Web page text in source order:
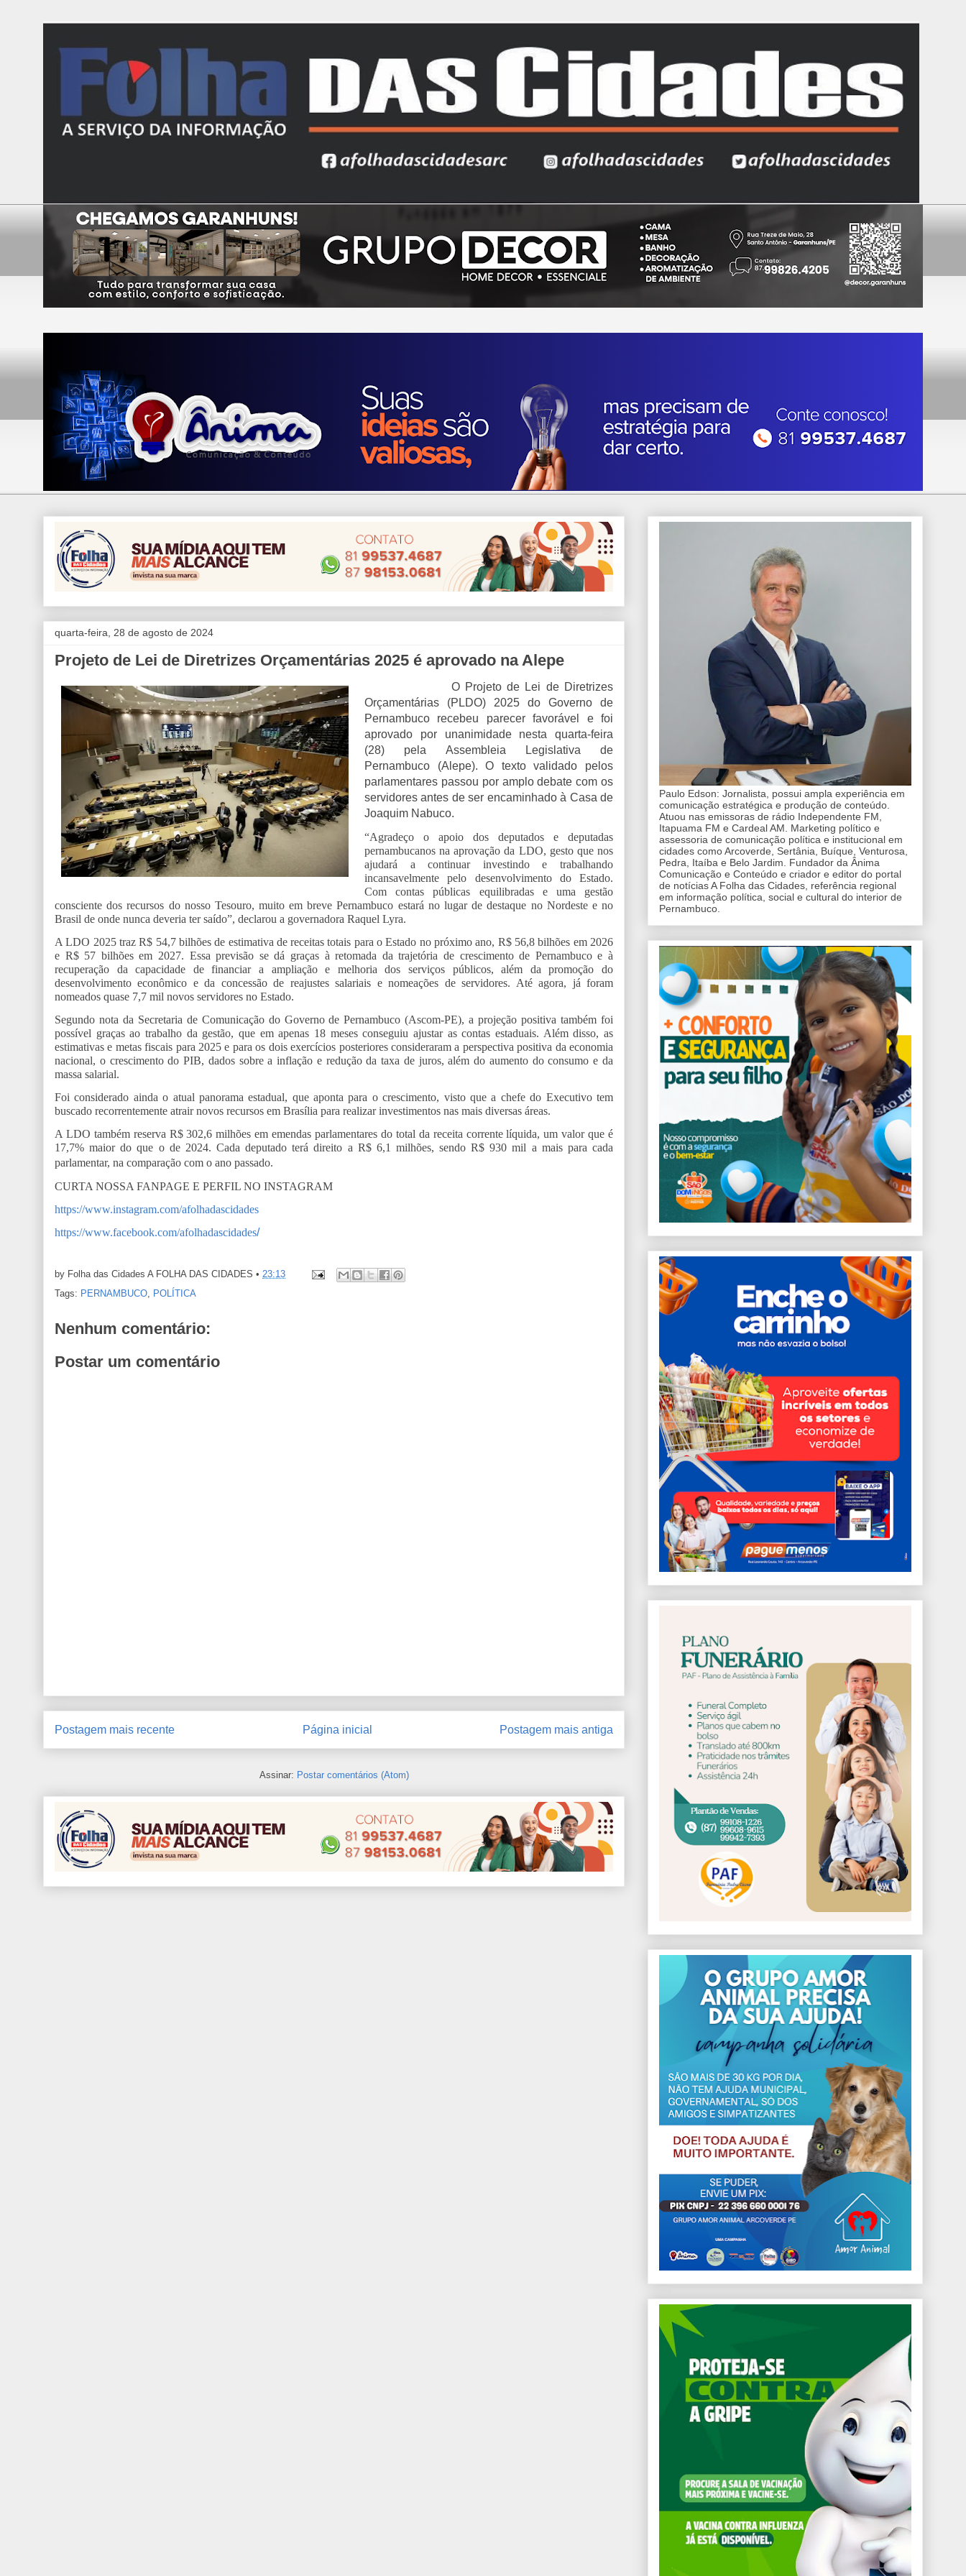
quarta-feira, 28 de agosto de 2024
Projeto de Lei de Diretrizes Orçamentárias 2025 é aprovado na Alepe
O Projeto de Lei de Diretrizes
Orçamentárias (PLDO) 2025 do Governo de
Pernambuco recebeu parecer favorável e foi
aprovado por unanimidade nesta quarta-feira
(28) pela Assembleia Legislativa de
Pernambuco (Alepe). O texto validado pelos
parlamentares passou por amplo debate com os
servidores antes de ser encaminhado à Casa de
Joaquim Nabuco.
“Agradeço o apoio dos deputados e deputadas
pernambucanos na aprovação da LDO, gesto que nos
ajudará a continuar investindo e trabalhando
incansavelmente pelo desenvolvimento do Estado.
Com contas públicas equilibradas e uma gestão
consciente dos recursos do nosso Tesouro, muito em breve Pernambuco estará no lugar de destaque no Nordeste e no
Brasil de onde nunca deveria ter saído”, declarou a governadora Raquel Lyra.
A LDO 2025 traz R$ 54,7 bilhões de estimativa de receitas totais para o Estado no próximo ano, R$ 56,8 bilhões em 2026
e R$ 57 bilhões em 2027. Essa previsão se dá graças à retomada da trajetória de crescimento de Pernambuco e à
recuperação da capacidade de financiar a ampliação e melhoria dos serviços públicos, além da promoção do
desenvolvimento econômico e da concessão de reajustes salariais e nomeações de servidores. Até agora, já foram
nomeados quase 7,7 mil novos servidores no Estado.
Segundo nota da Secretaria de Comunicação do Governo de Pernambuco (Ascom-PE), a projeção positiva também foi
possível graças ao trabalho da gestão, que em apenas 18 meses conseguiu ajustar as contas estaduais. Além disso, as
estimativas e metas fiscais para 2025 e para os dois exercícios posteriores consideraram a perspectiva positiva da economia
nacional, o crescimento do PIB, dados sobre a inflação e redução da taxa de juros, além do aumento do consumo e da
massa salarial.
Foi considerado ainda o atual panorama estadual, que aponta para o crescimento, visto que a chefe do Executivo tem
buscado recorrentemente atrair novos recursos em Brasília para realizar investimentos nas mais diversas áreas.
A LDO também reserva R$ 302,6 milhões em emendas parlamentares do total da receita corrente líquida, um valor que é
17,7% maior do que o de 2024. Cada deputado terá direito a R$ 6,1 milhões, sendo R$ 930 mil a mais para cada
parlamentar, na comparação com o ano passado.
CURTA NOSSA FANPAGE E PERFIL NO INSTAGRAM
https://www.instagram.com/afolhadascidades
https://www.facebook.com/afolhadascidades/
by Folha das Cidades A FOLHA DAS CIDADES • 23:13
Tags: PERNAMBUCO, POLÍTICA
Nenhum comentário:
Postar um comentário
Postagem mais recente Postagem mais antiga
Página inicial
Assinar: Postar comentários (Atom)
Paulo Edson: Jornalista, possui ampla experiência em
comunicação estratégica e produção de conteúdo.
Atuou nas emissoras de rádio Independente FM,
Itapuama FM e Cardeal AM. Marketing político e
assessoria de comunicação política e institucional em
cidades como Arcoverde, Sertânia, Buíque, Venturosa,
Pedra, Itaíba e Belo Jardim. Fundador da Ânima
Comunicação e Conteúdo e criador e editor do portal
de notícias A Folha das Cidades, referência regional
em informação política, social e cultural do interior de
Pernambuco.